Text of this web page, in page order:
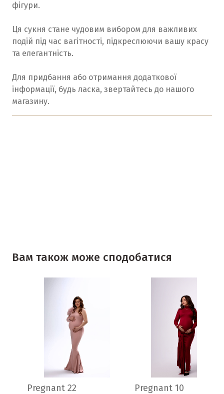
фігури.
Ця сукня стане чудовим вибором для важливих
подій під час вагітності, підкреслюючи вашу красу
та елегантність.
Для придбання або отримання додаткової
інформації, будь ласка, звертайтесь до нашого
магазину.
Вам також може сподобатися
Pregnant 22
Pregnant 10